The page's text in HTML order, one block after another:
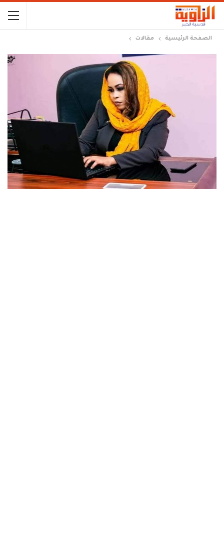
الصفحة الرئيسية مقالات